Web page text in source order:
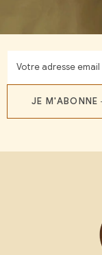
JE M'ABONNE